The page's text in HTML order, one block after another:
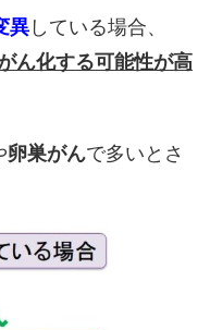
異している場合、
ん化する可能性が高
卵巣がんで多いとさ